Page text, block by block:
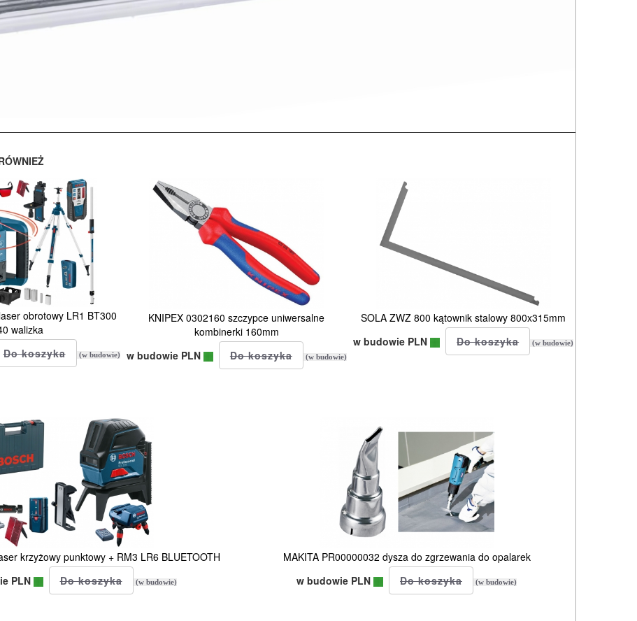
obrotowy LR1 BT300
walizka
(w budowie)
KNIPEX 0302160 szczypce uniwersalne
kombinerki 160mm
w budowie PLN
(w budowie)
SOLA ZWZ 800 kątownik stalowy 800x315mm
w budowie PLN
(w budowie)
krzyżowy punktowy + RM3 LR6 BLUETOOTH
PLN
(w budowie)
MAKITA PR00000032 dysza do zgrzewania do opalarek
w budowie PLN
(w budowie)